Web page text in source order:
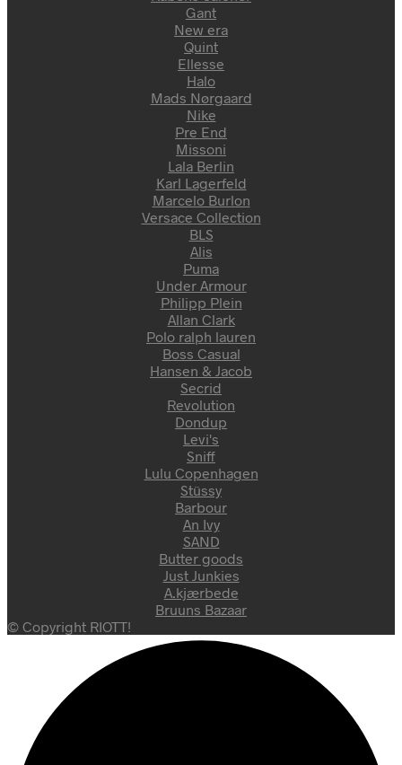
Gant
New era
Quint
Ellesse
Halo
Mads Nørgaard
Nike
Pre End
Missoni
Lala Berlin
Karl Lagerfeld
Marcelo Burlon
Versace Collection
BLS
Alis
Puma
Under Armour
Philipp Plein
Allan Clark
Polo ralph lauren
Boss Casual
Hansen & Jacob
Secrid
Revolution
Dondup
Levi's
Sniff
Lulu Copenhagen
Stüssy
Barbour
An Ivy
SAND
Butter goods
Just Junkies
A.kjærbede
Bruuns Bazaar
© Copyright RIOTT!